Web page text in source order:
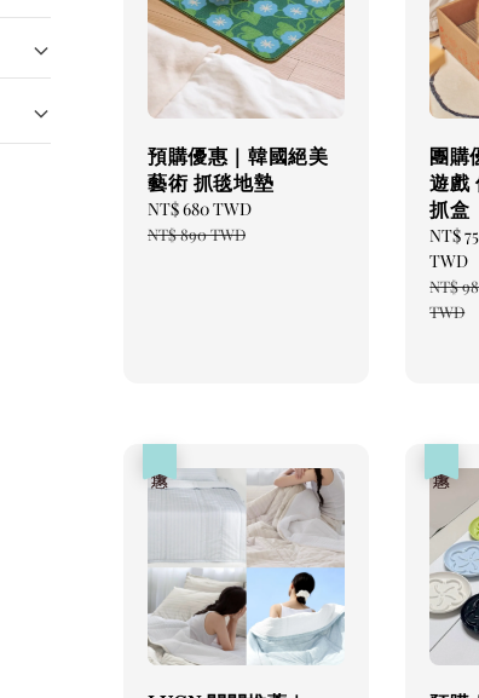
預購優惠｜韓國絕美
藝術 抓毯地墊
Sale
price
NT$ 680 TWD
NT$ 890 TWD
團購
遊戲
抓盒
Sale
price
NT$
TWD
price
NT$
TWD